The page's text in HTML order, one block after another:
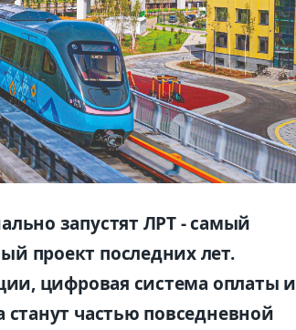
запустят ЛРТ - самый
проект последних лет.
цифровая система оплаты и
частью повседневной